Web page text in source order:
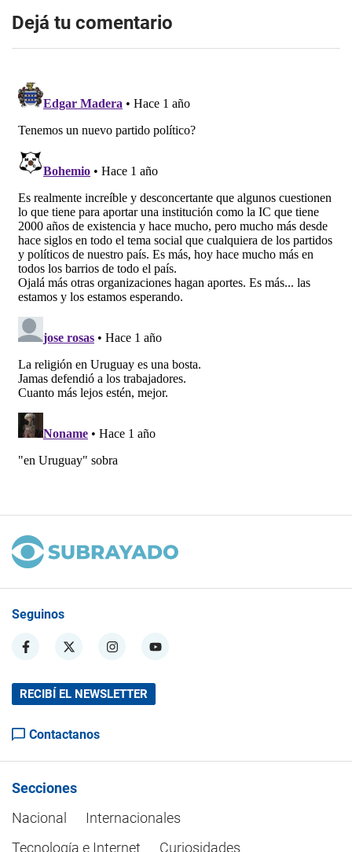
Dejá tu comentario
Seguinos
RECIBÍ EL NEWSLETTER
Contactanos
Secciones
Nacional
Internacionales
Tecnología e Internet
Curiosidades